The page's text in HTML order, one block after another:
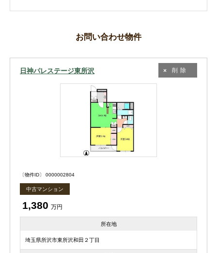
お問い合わせ物件
日神パレステージ東所沢 削除
〔物件ID〕 0000002804
中古マンション
1,380 万円
所在地
埼玉県所沢市東所沢和田２丁目